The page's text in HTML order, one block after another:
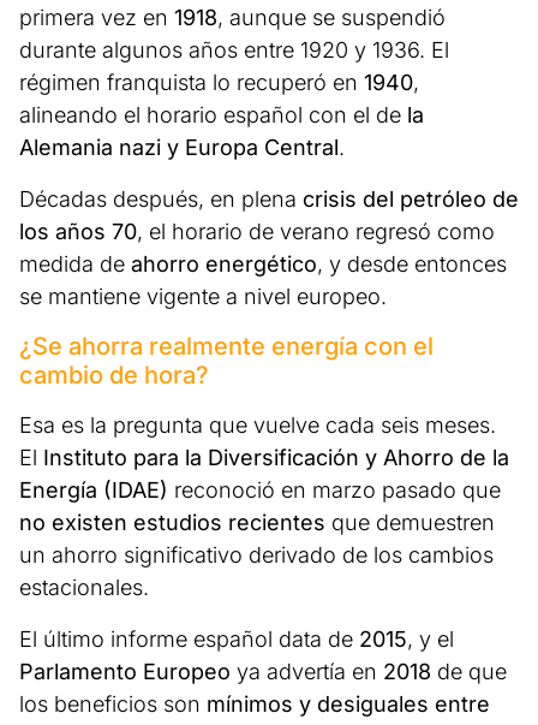
primera vez en 1918, aunque se suspendió
durante algunos años entre 1920 y 1936. El
régimen franquista lo recuperó en 1940,
alineando el horario español con el de la
Alemania nazi y Europa Central.
Décadas después, en plena crisis del petróleo de
los años 70, el horario de verano regresó como
medida de ahorro energético, y desde entonces
se mantiene vigente a nivel europeo.
¿Se ahorra realmente energía con el
cambio de hora?
Esa es la pregunta que vuelve cada seis meses.
El Instituto para la Diversificación y Ahorro de la
Energía (IDAE) reconoció en marzo pasado que
no existen estudios recientes que demuestren
un ahorro significativo derivado de los cambios
estacionales.
El último informe español data de 2015, y el
Parlamento Europeo ya advertía en 2018 de que
los beneficios son mínimos y desiguales entre